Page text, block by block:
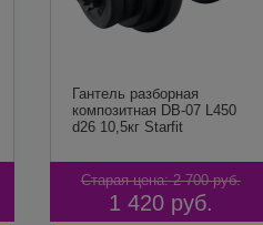
Гантель разборная
композитная DB-07 L450
d26 10,5кг Starfit
Старая цена: 2 700 руб.
1 420 руб.